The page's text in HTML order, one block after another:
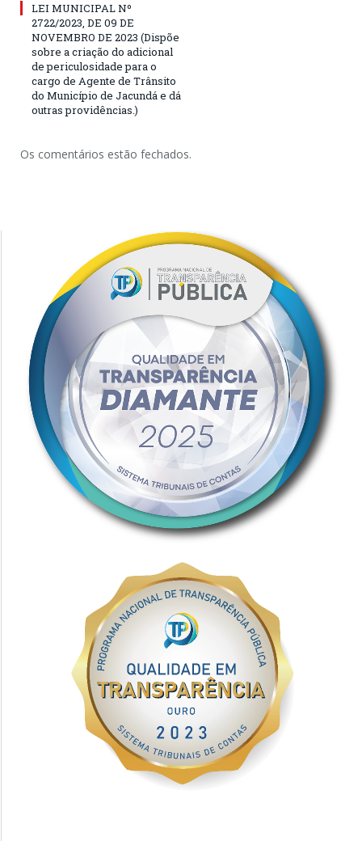
LEI MUNICIPAL Nº
2722/2023, DE 09 DE
NOVEMBRO DE 2023 (Dispõe
sobre a criação do adicional
de periculosidade para o
cargo de Agente de Trânsito
do Município de Jacundá e dá
outras providências.)
Os comentários estão fechados.